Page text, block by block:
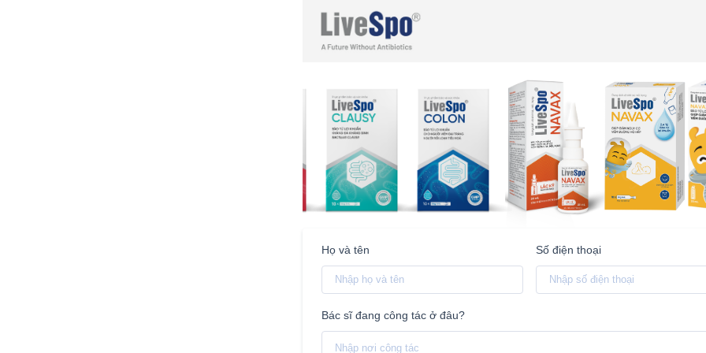
Họ và tên Số điện thoại
Bác sĩ đang công tác ở đâu?